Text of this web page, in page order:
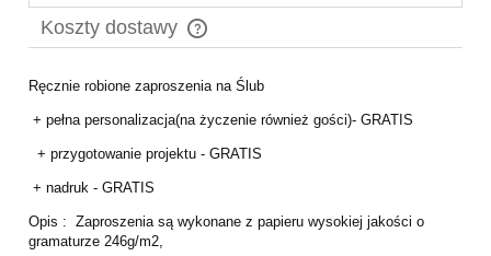
Koszty dostawy
Cena nie zawiera ewentualnych kosztów płatności
Ręcznie robione zaproszenia na Ślub
+ pełna personalizacja(na życzenie również gości)- GRATIS
+ przygotowanie projektu - GRATIS
+ nadruk - GRATIS
Opis : Zaproszenia są wykonane z papieru wysokiej jakości o
gramaturze 246g/m2,